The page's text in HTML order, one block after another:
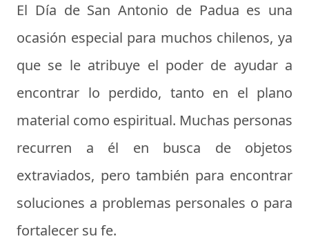
El Día de San Antonio de Padua es una
ocasión especial para muchos chilenos, ya
que se le atribuye el poder de ayudar a
encontrar lo perdido, tanto en el plano
material como espiritual. Muchas personas
recurren a él en busca de objetos
extraviados, pero también para encontrar
soluciones a problemas personales o para
fortalecer su fe.